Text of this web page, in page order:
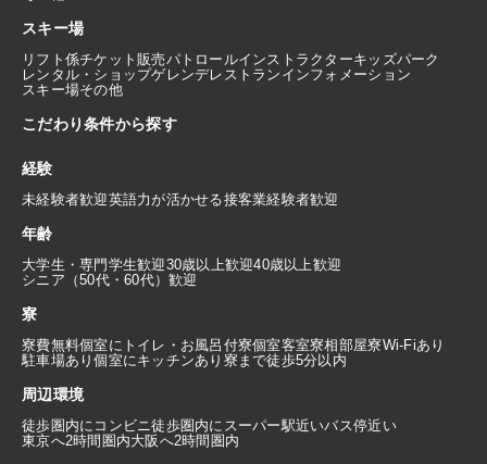
スキー場
リフト係チケット販売パトロールインストラクターキッズパーク
レンタル・ショップゲレンデレストラン インフォメーション
スキー場その他
こだわり条件から探す
経験
未経験者歓迎英語力が活かせる接客業経験者歓迎
年齢
大学生・専門学生歓迎30歳以上歓迎40歳以上歓迎
シニア（50代・60代）歓迎
寮
寮費無料個室にトイレ・お風呂付寮個室客室寮相部屋寮Wi-Fiあり
駐車場あり個室にキッチンあり 寮まで徒歩5分以内
周辺環境
徒歩圏内にコンビニ徒歩圏内にスーパー駅近いバス停近い
東京へ2時間圏内大阪へ2時間圏内